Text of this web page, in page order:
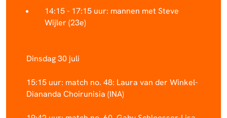
14:15 - 17:15 uur: mannen met Steve
Wijler (23e)
Dinsdag 30 juli
15:15 uur: match no. 48: Laura van der Winkel-
Diananda Choirunisia (INA)